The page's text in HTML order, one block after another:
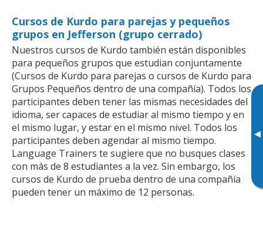
▸
Cursos de Kurdo para parejas y pequeños
grupos en Jefferson (grupo cerrado)
Nuestros cursos de Kurdo también están disponibles
para pequeños grupos que estudian conjuntamente
(Cursos de Kurdo para parejas o cursos de Kurdo para
Grupos Pequeños dentro de una compañía). Todos los
participantes deben tener las mismas necesidades del
idioma, ser capaces de estudiar al mismo tiempo y en
el mismo lugar, y estar en el mismo nivel. Todos los
participantes deben agendar al mismo tiempo.
Language Trainers te sugiere que no busques clases
con más de 8 estudiantes a la vez. Sin embargo, los
cursos de Kurdo de prueba dentro de una compañía
pueden tener un máximo de 12 personas.